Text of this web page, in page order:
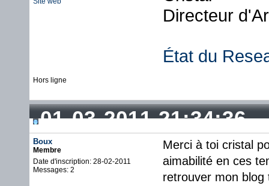
Directeur
État du
Hors ligne
01-03-2011 21:34:36
Boux
Membre
Date d'inscription: 28-02-2011
Messages: 2
Merci à toi cristal
aimabilité en ces
retrouver mon blog